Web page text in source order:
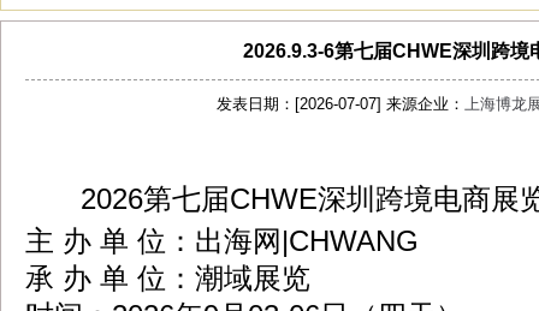
2026.9.3-6第七届CHWE深圳跨境
发表日期：[2026-07-07] 来源企业：上海博龙
2026第七届CHWE深圳跨境电商展
主 办 单 位：出海网|CHWANG
承 办 单 位：潮域展览